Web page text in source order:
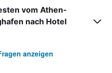
vom Athen-
nach Hotel
anzeigen